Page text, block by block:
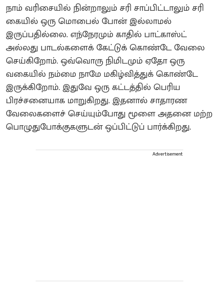
நாம் வரிசையில் நின்றாலும் சரி சாப்பிட்டாலும் சரி
கையில் ஒரு மொபைல் போன் இல்லாமல்
இருப்பதில்லை. எந்நேரமும் காதில் பாட்காஸ்ட்
அல்லது பாடல்களைக் கேட்டுக் கொண்டே வேலை
செய்கிறோம். ஒவ்வொரு நிமிடமும் ஏதோ ஒரு
வகையில் நம்மை நாமே மகிழ்வித்துக் கொண்டே
இருக்கிறோம். இதுவே ஒரு கட்டத்தில் பெரிய
பிரச்சனையாக மாறுகிறது. இதனால் சாதாரண
வேலைகளைச் செய்யும்போது மூளை அதனை மற்ற
பொழுதுபோக்குகளுடன் ஒப்பிட்டுப் பார்க்கிறது.
Advertisement